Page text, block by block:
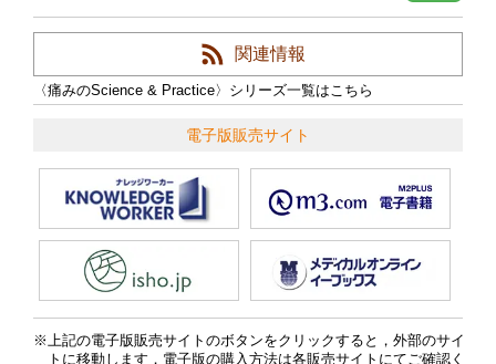
関連情報
〈痛みのScience & Practice〉シリーズ一覧はこちら
電子版販売サイト
上記の電子版販売サイトのボタンをクリックすると，外部のサイ
トに移動します．電子版の購入方法は各販売サイトにてご確認く